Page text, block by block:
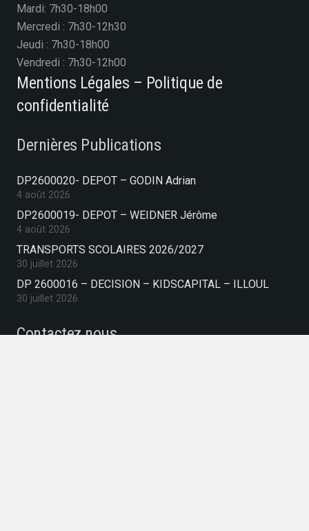
Mardi: 7h30-18h00
Mercredi : 7h30-12h30
Jeudi : 7h30-18h00
Vendredi : 7h30-12h00
Mentions Légales – Politique de
confidentialité
Dernières Publications
DP2600020- DEPOT – GODIN Adrian
4 août 2026
DP2600019- DEPOT – WEIDNER Jérôme
4 août 2026
TRANSPORTS SCOLAIRES 2026/2027
30 juillet 2026
DP 2600016 – DECISION – KIDSCAPITAL – ILLOUL
30 juillet 2026
Contactez nous